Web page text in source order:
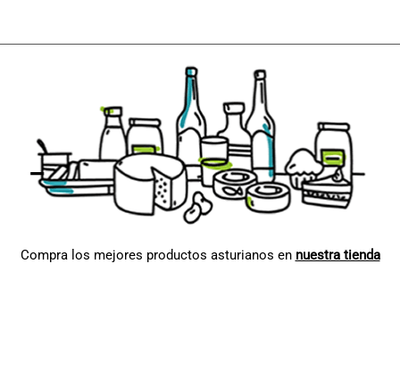
Compra los mejores productos asturianos en nuestra tienda